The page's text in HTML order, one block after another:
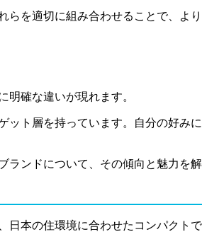
を適切に組み合わせることで、よ
確な違いが現れます。
ト層を持っています。自分の好み
ンドについて、その傾向と魅力を解
本の住環境に合わせたコンパクト